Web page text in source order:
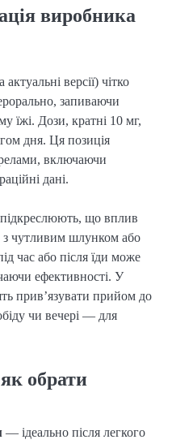
виробника
версії) чітко
запиваючи
їжі. Дози, кратні 10 мг,
дня. Ця позиція
включаючи
дані.
що вплив
з чутливим шлунком або
час або після їди може
ефективності. У
прив’язувати прийом до
чи вечері — для
обрати
— ідеально після легкого